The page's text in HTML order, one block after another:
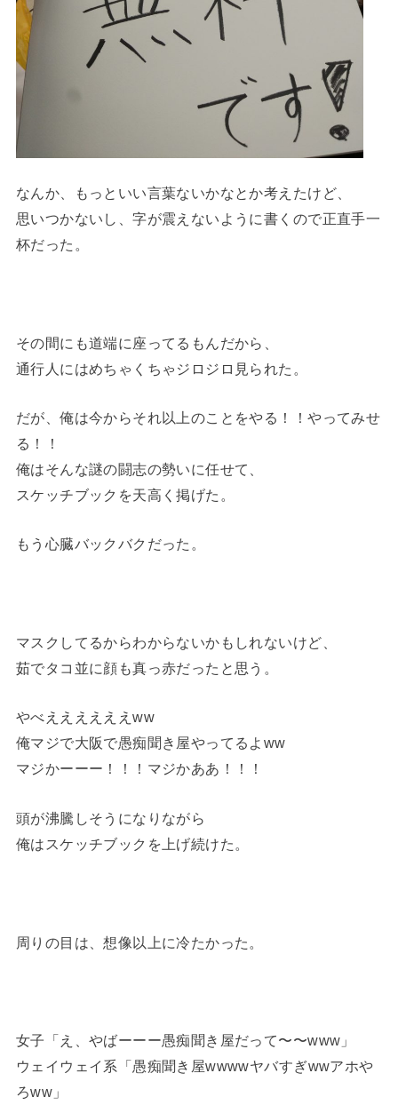
なんか、もっといい言葉ないかなとか考えたけど、
思いつかないし、字が震えないように書くので正直手一
杯だった。
その間にも道端に座ってるもんだから、
通行人にはめちゃくちゃジロジロ見られた。
だが、俺は今からそれ以上のことをやる！！やってみせ
る！！
俺はそんな謎の闘志の勢いに任せて、
スケッチブックを天高く掲げた。
もう心臓バックバクだった。
マスクしてるからわからないかもしれないけど、
茹でタコ並に顔も真っ赤だったと思う。
やべええええええww
俺マジで大阪で愚痴聞き屋やってるよww
マジかーーー！！！マジかああ！！！
頭が沸騰しそうになりながら
俺はスケッチブックを上げ続けた。
周りの目は、想像以上に冷たかった。
女子「え、やばーーー愚痴聞き屋だって〜〜www」
ウェイウェイ系「愚痴聞き屋wwwwヤバすぎwwアホや
ろww」